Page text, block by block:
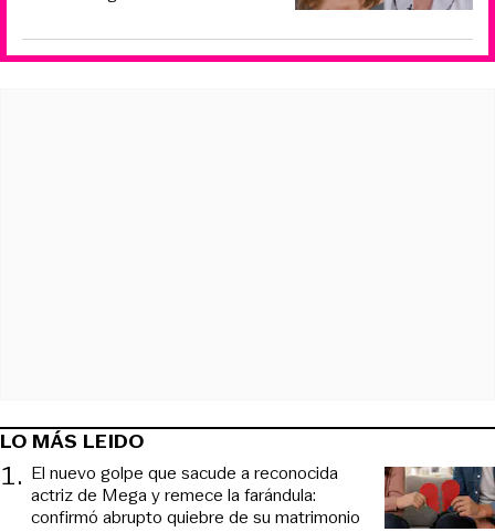
LO MÁS LEIDO
1. El nuevo golpe que sacude a reconocida
actriz de Mega y remece la farándula:
confirmó abrupto quiebre de su matrimonio